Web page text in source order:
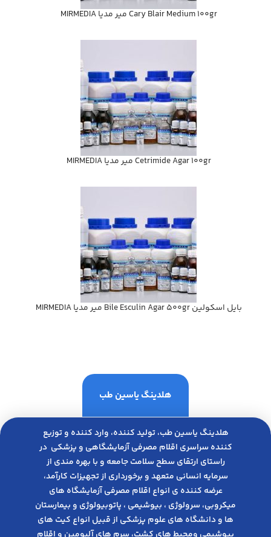
Cary Blair Medium 100gr مير مديا MIRMEDIA
Cetrimide Agar 100gr مير مديا MIRMEDIA
بايل اسكولين Bile Esculin Agar 500gr مير مديا MIRMEDIA
هلدینگ یاسین طب
هلدینگ یاسین طب، تولید کننده، وارد کننده و توزیع
کننده سراسری اقلام مصرفی آزمایشگاهی و پزشکی در
راﺳﺘﺎی ارﺗﻘﺎی ﺳﻄﺢ ﺳﻼﻣﺖ ﺟﺎﻣﻌﻪ و ﺑﺎ ﺑﻬﺮه ﻣﻨﺪی از
ﺳﺮﻣﺎﯾﻪ انسانی متعهد و ﺑﺮﺧﻮرداری از ﺗﺠﻬﯿﺰات ﮐﺎرآﻣﺪ،
عرضه کننده ی انواع اﻗﻼم مصرفی آزﻣﺎﯾﺸﮕﺎه های
میکروبی، ﺳﺮوﻟﻮژی ، ﺑﯿﻮﺷﯿﻤﯽ ، پاتوبیولوژی و بیمارستان
ها و دانشگاه های علوم پزشکی از قبیل انواع کیت های